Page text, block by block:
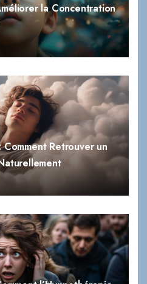
la Concentration
Comment Retrouver un